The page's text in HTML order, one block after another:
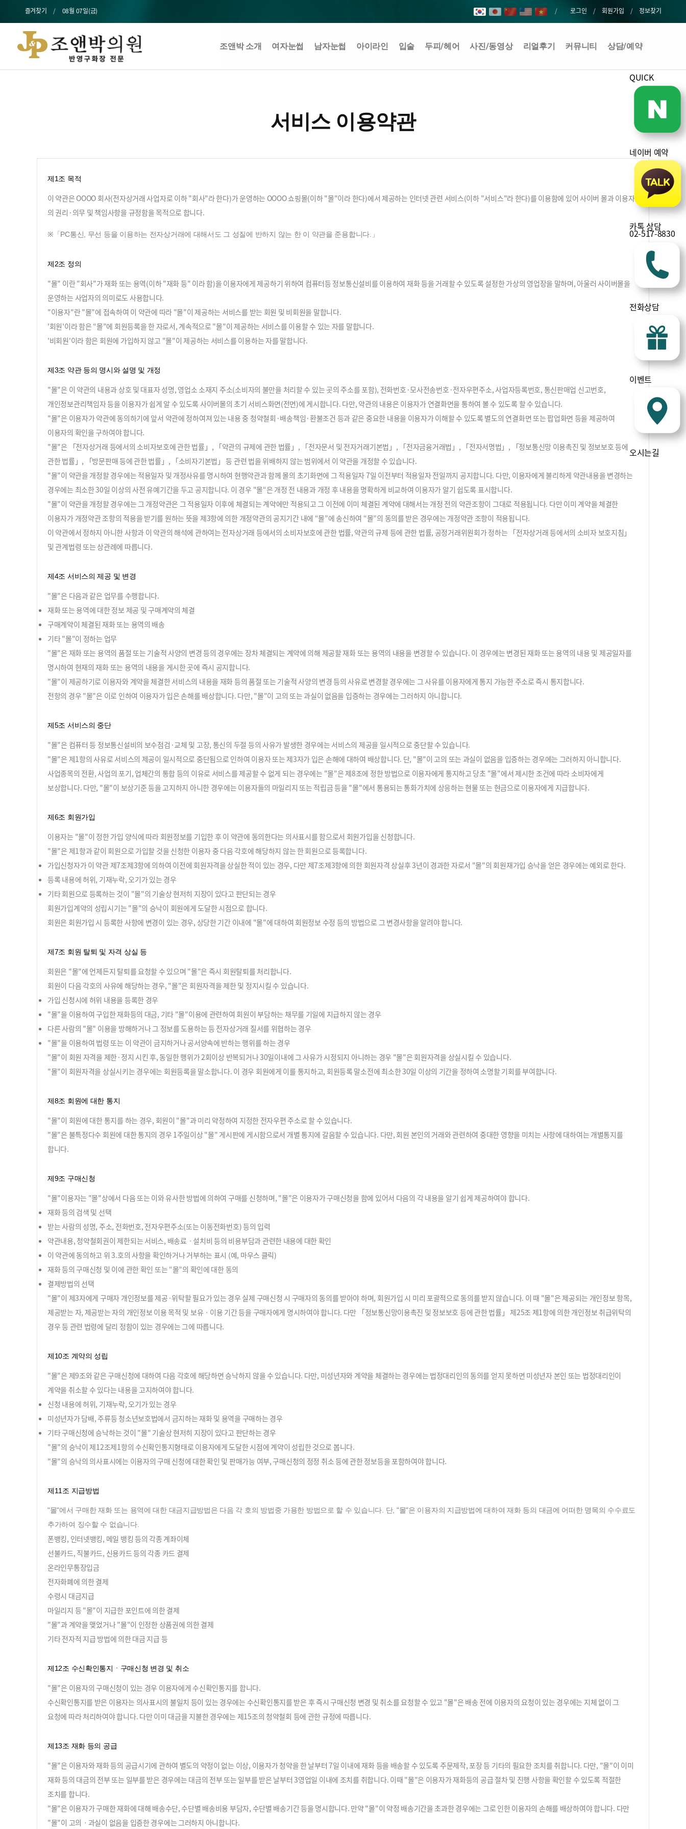
QUICK
네이버 예약
카톡 상담
02-517-8830
전화상담
이벤트
오시는길
즐겨찾기 08월 07일(금) 로그인 회원가입 정보찾기
조앤박 소개 여자눈썹 남자눈썹 아이라인 입술 두피/헤어 사진/동영상 리얼후기 커뮤니티 상담/예약
서비스 이용약관
제1조 목적
이 약관은 OOOO 회사(전자상거래 사업자로 이하 "회사"라 한다)가 운영하는 OOOO 쇼핑몰(이하 "몰"이라 한다)에서 제공하는 인터넷 관련 서비스(이하 "서비스"라 한다)를 이용함에 있어 사이버 몰과 이용자
의 권리·의무 및 책임사항을 규정함을 목적으로 합니다.
※「PC통신, 무선 등을 이용하는 전자상거래에 대해서도 그 성질에 반하지 않는 한 이 약관을 준용합니다.」
제2조 정의
"몰" 이란 "회사"가 재화 또는 용역(이하 "재화 등" 이라 함)을 이용자에게 제공하기 위하여 컴퓨터등 정보통신설비를 이용하여 재화 등을 거래할 수 있도록 설정한 가상의 영업장을 말하며, 아울러 사이버몰을
운영하는 사업자의 의미로도 사용합니다.
"이용자"란 "몰"에 접속하여 이 약관에 따라 "몰"이 제공하는 서비스를 받는 회원 및 비회원을 말합니다.
'회원'이라 함은 “몰”에 회원등록을 한 자로서, 계속적으로 "몰"이 제공하는 서비스를 이용할 수 있는 자를 말합니다.
'비회원'이라 함은 회원에 가입하지 않고 "몰"이 제공하는 서비스를 이용하는 자를 말합니다.
제3조 약관 등의 명시와 설명 및 개정
"몰"은 이 약관의 내용과 상호 및 대표자 성명, 영업소 소재지 주소(소비자의 불만을 처리할 수 있는 곳의 주소를 포함), 전화번호·모사전송번호·전자우편주소, 사업자등록번호, 통신판매업 신고번호,
개인정보관리책임자 등을 이용자가 쉽게 알 수 있도록 사이버몰의 초기 서비스화면(전면)에 게시합니다. 다만, 약관의 내용은 이용자가 연결화면을 통하여 볼 수 있도록 할 수 있습니다.
"몰"은 이용자가 약관에 동의하기에 앞서 약관에 정하여져 있는 내용 중 청약철회·배송책임·환불조건 등과 같은 중요한 내용을 이용자가 이해할 수 있도록 별도의 연결화면 또는 팝업화면 등을 제공하여
이용자의 확인을 구하여야 합니다.
"몰"은 「전자상거래 등에서의 소비자보호에 관한 법률」, 「약관의 규제에 관한 법률」, 「전자문서 및 전자거래기본법」, 「전자금융거래법」, 「전자서명법」, 「정보통신망 이용촉진 및 정보보호 등에
관한 법률」, 「방문판매 등에 관한 법률」, 「소비자기본법」 등 관련 법을 위배하지 않는 범위에서 이 약관을 개정할 수 있습니다.
"몰"이 약관을 개정할 경우에는 적용일자 및 개정사유를 명시하여 현행약관과 함께 몰의 초기화면에 그 적용일자 7일 이전부터 적용일자 전일까지 공지합니다. 다만, 이용자에게 불리하게 약관내용을 변경하는
경우에는 최소한 30일 이상의 사전 유예기간을 두고 공지합니다. 이 경우 "몰“은 개정 전 내용과 개정 후 내용을 명확하게 비교하여 이용자가 알기 쉽도록 표시합니다.
"몰"이 약관을 개정할 경우에는 그 개정약관은 그 적용일자 이후에 체결되는 계약에만 적용되고 그 이전에 이미 체결된 계약에 대해서는 개정 전의 약관조항이 그대로 적용됩니다. 다만 이미 계약을 체결한
이용자가 개정약관 조항의 적용을 받기를 원하는 뜻을 제3항에 의한 개정약관의 공지기간 내에 “몰”에 송신하여 “몰”의 동의를 받은 경우에는 개정약관 조항이 적용됩니다.
이 약관에서 정하지 아니한 사항과 이 약관의 해석에 관하여는 전자상거래 등에서의 소비자보호에 관한 법률, 약관의 규제 등에 관한 법률, 공정거래위원회가 정하는 「전자상거래 등에서의 소비자 보호지침」
및 관계법령 또는 상관례에 따릅니다.
제4조 서비스의 제공 및 변경
"몰"은 다음과 같은 업무를 수행합니다.
재화 또는 용역에 대한 정보 제공 및 구매계약의 체결
구매계약이 체결된 재화 또는 용역의 배송
기타 "몰"이 정하는 업무
"몰"은 재화 또는 용역의 품절 또는 기술적 사양의 변경 등의 경우에는 장차 체결되는 계약에 의해 제공할 재화 또는 용역의 내용을 변경할 수 있습니다. 이 경우에는 변경된 재화 또는 용역의 내용 및 제공일자를
명시하여 현재의 재화 또는 용역의 내용을 게시한 곳에 즉시 공지합니다.
"몰"이 제공하기로 이용자와 계약을 체결한 서비스의 내용을 재화 등의 품절 또는 기술적 사양의 변경 등의 사유로 변경할 경우에는 그 사유를 이용자에게 통지 가능한 주소로 즉시 통지합니다.
전항의 경우 "몰"은 이로 인하여 이용자가 입은 손해를 배상합니다. 다만, "몰"이 고의 또는 과실이 없음을 입증하는 경우에는 그러하지 아니합니다.
제5조 서비스의 중단
"몰"은 컴퓨터 등 정보통신설비의 보수점검·교체 및 고장, 통신의 두절 등의 사유가 발생한 경우에는 서비스의 제공을 일시적으로 중단할 수 있습니다.
"몰"은 제1항의 사유로 서비스의 제공이 일시적으로 중단됨으로 인하여 이용자 또는 제3자가 입은 손해에 대하여 배상합니다. 단, "몰"이 고의 또는 과실이 없음을 입증하는 경우에는 그러하지 아니합니다.
사업종목의 전환, 사업의 포기, 업체간의 통합 등의 이유로 서비스를 제공할 수 없게 되는 경우에는 "몰"은 제8조에 정한 방법으로 이용자에게 통지하고 당초 "몰"에서 제시한 조건에 따라 소비자에게
보상합니다. 다만, "몰"이 보상기준 등을 고지하지 아니한 경우에는 이용자들의 마일리지 또는 적립금 등을 "몰"에서 통용되는 통화가치에 상응하는 현물 또는 현금으로 이용자에게 지급합니다.
제6조 회원가입
이용자는 "몰"이 정한 가입 양식에 따라 회원정보를 기입한 후 이 약관에 동의한다는 의사표시를 함으로서 회원가입을 신청합니다.
"몰"은 제1항과 같이 회원으로 가입할 것을 신청한 이용자 중 다음 각호에 해당하지 않는 한 회원으로 등록합니다.
가입신청자가 이 약관 제7조제3항에 의하여 이전에 회원자격을 상실한 적이 있는 경우, 다만 제7조제3항에 의한 회원자격 상실후 3년이 경과한 자로서 "몰"의 회원재가입 승낙을 얻은 경우에는 예외로 한다.
등록 내용에 허위, 기재누락, 오기가 있는 경우
기타 회원으로 등록하는 것이 "몰"의 기술상 현저히 지장이 있다고 판단되는 경우
회원가입계약의 성립시기는 "몰"의 승낙이 회원에게 도달한 시점으로 합니다.
회원은 회원가입 시 등록한 사항에 변경이 있는 경우, 상당한 기간 이내에 "몰"에 대하여 회원정보 수정 등의 방법으로 그 변경사항을 알려야 합니다.
제7조 회원 탈퇴 및 자격 상실 등
회원은 "몰"에 언제든지 탈퇴를 요청할 수 있으며 "몰"은 즉시 회원탈퇴를 처리합니다.
회원이 다음 각호의 사유에 해당하는 경우, "몰"은 회원자격을 제한 및 정지시킬 수 있습니다.
가입 신청시에 허위 내용을 등록한 경우
"몰"을 이용하여 구입한 재화등의 대금, 기타 "몰"이용에 관련하여 회원이 부담하는 채무를 기일에 지급하지 않는 경우
다른 사람의 "몰" 이용을 방해하거나 그 정보를 도용하는 등 전자상거래 질서를 위협하는 경우
"몰"을 이용하여 법령 또는 이 약관이 금지하거나 공서양속에 반하는 행위를 하는 경우
"몰"이 회원 자격을 제한·정지 시킨 후, 동일한 행위가 2회이상 반복되거나 30일이내에 그 사유가 시정되지 아니하는 경우 "몰"은 회원자격을 상실시킬 수 있습니다.
"몰"이 회원자격을 상실시키는 경우에는 회원등록을 말소합니다. 이 경우 회원에게 이를 통지하고, 회원등록 말소전에 최소한 30일 이상의 기간을 정하여 소명할 기회를 부여합니다.
제8조 회원에 대한 통지
"몰"이 회원에 대한 통지를 하는 경우, 회원이 "몰"과 미리 약정하여 지정한 전자우편 주소로 할 수 있습니다.
"몰"은 불특정다수 회원에 대한 통지의 경우 1주일이상 "몰" 게시판에 게시함으로서 개별 통지에 갈음할 수 있습니다. 다만, 회원 본인의 거래와 관련하여 중대한 영향을 미치는 사항에 대하여는 개별통지를
합니다.
제9조 구매신청
"몰"이용자는 "몰"상에서 다음 또는 이와 유사한 방법에 의하여 구매를 신청하며, "몰"은 이용자가 구매신청을 함에 있어서 다음의 각 내용을 알기 쉽게 제공하여야 합니다.
재화 등의 검색 및 선택
받는 사람의 성명, 주소, 전화번호, 전자우편주소(또는 이동전화번호) 등의 입력
약관내용, 청약철회권이 제한되는 서비스, 배송료ㆍ설치비 등의 비용부담과 관련한 내용에 대한 확인
이 약관에 동의하고 위 3.호의 사항을 확인하거나 거부하는 표시 (예, 마우스 클릭)
재화 등의 구매신청 및 이에 관한 확인 또는 “몰”의 확인에 대한 동의
결제방법의 선택
"몰"이 제3자에게 구매자 개인정보를 제공·위탁할 필요가 있는 경우 실제 구매신청 시 구매자의 동의를 받아야 하며, 회원가입 시 미리 포괄적으로 동의를 받지 않습니다. 이 때 "몰"은 제공되는 개인정보 항목,
제공받는 자, 제공받는 자의 개인정보 이용 목적 및 보유ㆍ이용 기간 등을 구매자에게 명시하여야 합니다. 다만 「정보통신망이용촉진 및 정보보호 등에 관한 법률」 제25조 제1항에 의한 개인정보 취급위탁의
경우 등 관련 법령에 달리 정함이 있는 경우에는 그에 따릅니다.
제10조 계약의 성립
"몰"은 제9조와 같은 구매신청에 대하여 다음 각호에 해당하면 승낙하지 않을 수 있습니다. 다만, 미성년자와 계약을 체결하는 경우에는 법정대리인의 동의를 얻지 못하면 미성년자 본인 또는 법정대리인이
계약을 취소할 수 있다는 내용을 고지하여야 합니다.
신청 내용에 허위, 기재누락, 오기가 있는 경우
미성년자가 담배, 주류등 청소년보호법에서 금지하는 재화 및 용역을 구매하는 경우
기타 구매신청에 승낙하는 것이 "몰" 기술상 현저히 지장이 있다고 판단하는 경우
"몰"의 승낙이 제12조제1항의 수신확인통지형태로 이용자에게 도달한 시점에 계약이 성립한 것으로 봅니다.
"몰"의 승낙의 의사표시에는 이용자의 구매 신청에 대한 확인 및 판매가능 여부, 구매신청의 정정 취소 등에 관한 정보등을 포함하여야 합니다.
제11조 지급방법
"몰"에서 구매한 재화 또는 용역에 대한 대금지급방법은 다음 각 호의 방법중 가용한 방법으로 할 수 있습니다. 단, "몰"은 이용자의 지급방법에 대하여 재화 등의 대금에 어떠한 명목의 수수료도
추가하여 징수할 수 없습니다.
폰뱅킹, 인터넷뱅킹, 메일 뱅킹 등의 각종 계좌이체
선불카드, 직불카드, 신용카드 등의 각종 카드 결제
온라인무통장입금
전자화폐에 의한 결제
수령시 대금지급
마일리지 등 "몰"이 지급한 포인트에 의한 결제
"몰"과 계약을 맺었거나 "몰"이 인정한 상품권에 의한 결제
기타 전자적 지급 방법에 의한 대금 지급 등
제12조 수신확인통지ㆍ구매신청 변경 및 취소
"몰"은 이용자의 구매신청이 있는 경우 이용자에게 수신확인통지를 합니다.
수신확인통지를 받은 이용자는 의사표시의 불일치 등이 있는 경우에는 수신확인통지를 받은 후 즉시 구매신청 변경 및 취소를 요청할 수 있고 "몰"은 배송 전에 이용자의 요청이 있는 경우에는 지체 없이 그
요청에 따라 처리하여야 합니다. 다만 이미 대금을 지불한 경우에는 제15조의 청약철회 등에 관한 규정에 따릅니다.
제13조 재화 등의 공급
"몰"은 이용자와 재화 등의 공급시기에 관하여 별도의 약정이 없는 이상, 이용자가 청약을 한 날부터 7일 이내에 재화 등을 배송할 수 있도록 주문제작, 포장 등 기타의 필요한 조치를 취합니다. 다만, "몰"이 이미
재화 등의 대금의 전부 또는 일부를 받은 경우에는 대금의 전부 또는 일부를 받은 날부터 3영업일 이내에 조치를 취합니다. 이때 "몰"은 이용자가 재화등의 공급 절차 및 진행 사항을 확인할 수 있도록 적절한
조치를 합니다.
"몰"은 이용자가 구매한 재화에 대해 배송수단, 수단별 배송비용 부담자, 수단별 배송기간 등을 명시합니다. 만약 "몰"이 약정 배송기간을 초과한 경우에는 그로 인한 이용자의 손해를 배상하여야 합니다. 다만
"몰"이 고의ㆍ과실이 없음을 입증한 경우에는 그러하지 아니합니다.